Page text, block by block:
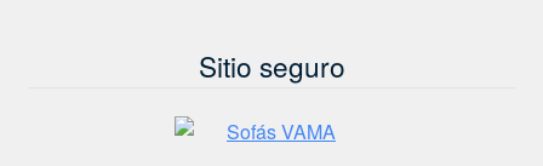
Sitio seguro